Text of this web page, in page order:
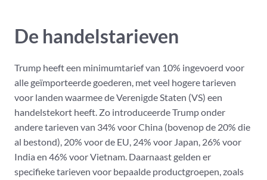
De handelstarieven
Trump heeft een minimumtarief van 10% ingevoerd voor
alle geïmporteerde goederen, met veel hogere tarieven
voor landen waarmee de Verenigde Staten (VS) een
handelstekort heeft. Zo introduceerde Trump onder
andere tarieven van 34% voor China (bovenop de 20% die
al bestond), 20% voor de EU, 24% voor Japan, 26% voor
India en 46% voor Vietnam. Daarnaast gelden er
specifieke tarieven voor bepaalde productgroepen, zoals